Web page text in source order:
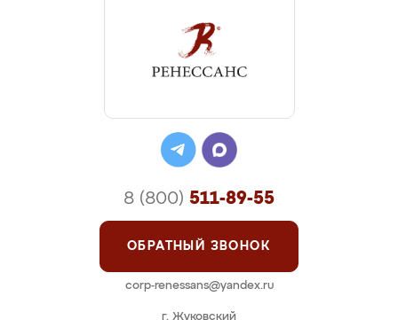
г. Жуковский
8 (800) 511-89-55
ОБРАТНЫЙ ЗВОНОК
corp-renessans@yandex.ru